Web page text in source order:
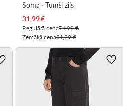
Soma · Tumši zils
Pašreizējā cena
31,99€
Regulārā cena74,99 €
Zemākā cena34,99 €